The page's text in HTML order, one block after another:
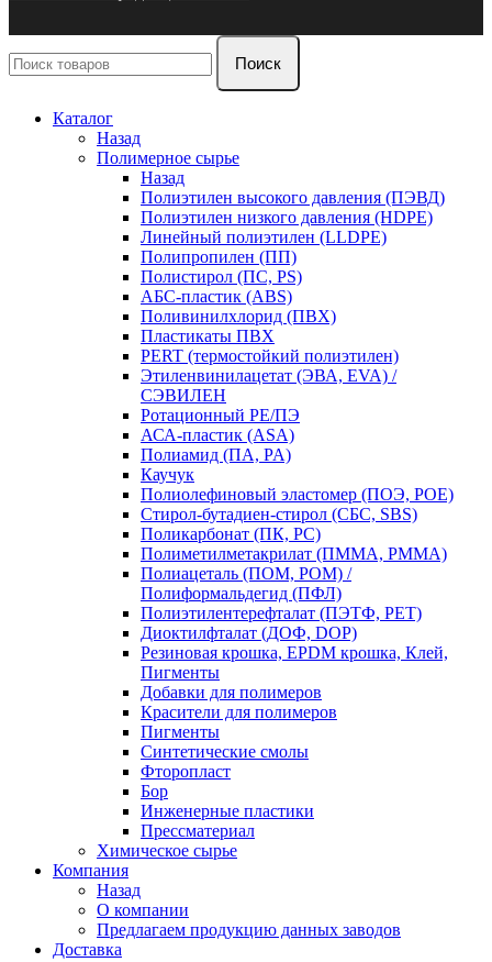
Поиск
Каталог
Назад
Полимерное сырье
Назад
Полиэтилен высокого давления (ПЭВД)
Полиэтилен низкого давления (HDPE)
Линейный полиэтилен (LLDPE)
Полипропилен (ПП)
Полистирол (ПС, PS)
АБС-пластик (ABS)
Поливинилхлорид (ПВХ)
Пластикаты ПВХ
PERT (термостойкий полиэтилен)
Этиленвинилацетат (ЭВА, EVA) /
СЭВИЛЕН
Ротационный PE/ПЭ
АСА-пластик (ASA)
Полиамид (ПА, PA)
Каучук
Полиолефиновый эластомер (ПОЭ, POE)
Стирол-бутадиен-стирол (СБС, SBS)
Поликарбонат (ПК, PC)
Полиметилметакрилат (ПММА, PMMA)
Полиацеталь (ПОМ, POM) /
Полиформальдегид (ПФЛ)
Полиэтилентерефталат (ПЭТФ, PET)
Диоктилфталат (ДОФ, DOP)
Резиновая крошка, EPDM крошка, Клей,
Пигменты
Добавки для полимеров
Красители для полимеров
Пигменты
Синтетические смолы
Фторопласт
Бор
Инженерные пластики
Прессматериал
Химическое сырье
Компания
Назад
О компании
Предлагаем продукцию данных заводов
Доставка